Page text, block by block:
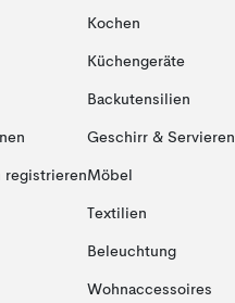
registrieren
Kochen
Küchengeräte
Backutensilien
Geschirr & Servieren
Möbel
Textilien
Beleuchtung
Wohnaccessoires